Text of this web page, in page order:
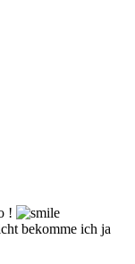
!
bekomme ich ja